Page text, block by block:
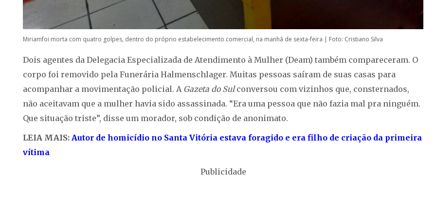
Miriamfoi morta com quatro golpes, dentro do próprio estabelecimento comercial, na manhã de sexta-feira | Foto: Cristiano Silva
Dois agentes da Delegacia Especializada de Atendimento à Mulher (Deam) também compareceram. O
corpo foi removido pela Funerária Halmenschlager. Muitas pessoas saíram de suas casas para
acompanhar a movimentação policial. A Gazeta do Sulconversou com vizinhos que, consternados,
não aceitavam que a mulher havia sido assassinada. “Era uma pessoa que não fazia mal pra ninguém.
Que situação triste”, disse um morador, sob condição de anonimato.
LEIA MAIS: Autor de homicídio no Santa Vitória estava foragido e era filho de criação da primeira
vítima
Publicidade